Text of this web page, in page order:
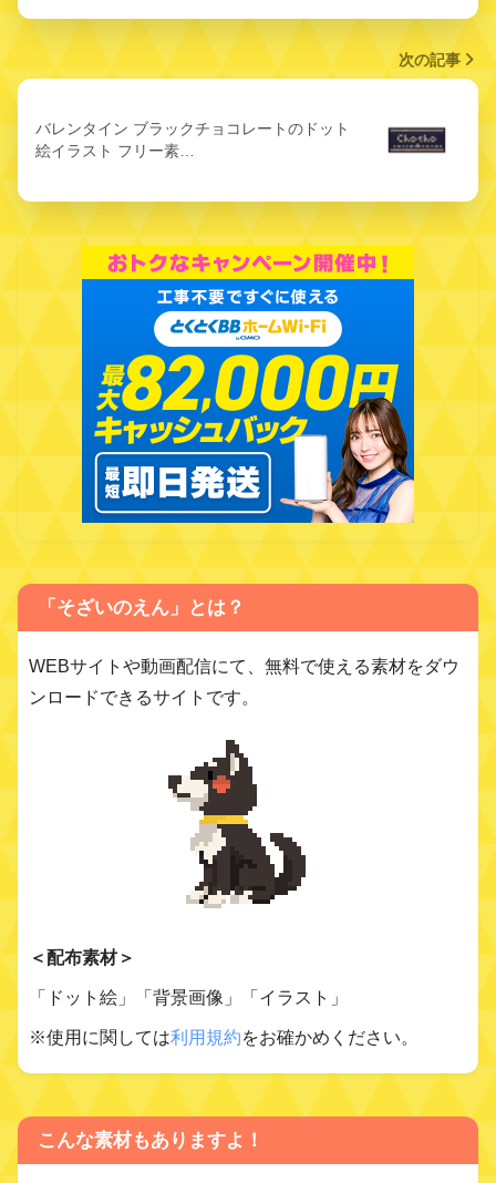
次の記事
バレンタイン ブラックチョコレートのドット
絵イラスト フリー素…
「そざいのえん」とは？
WEBサイトや動画配信にて、無料で使える素材をダウ
ンロードできるサイトです。
＜配布素材＞
「ドット絵」「背景画像」「イラスト」
※使用に関しては利用規約をお確かめください。
こんな素材もありますよ！